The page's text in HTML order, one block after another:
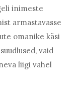
inimeste
armastavasse
omanike käsi
vaid
liigi vahel